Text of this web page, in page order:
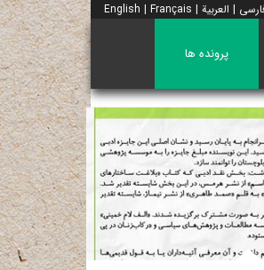
| العربية |
English | Français
پرونده ها